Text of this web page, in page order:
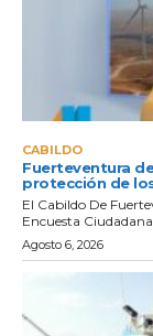
CABILDO
Fuerteventura
protección de
El Cabildo De
Encuesta
Agosto 6, 2026